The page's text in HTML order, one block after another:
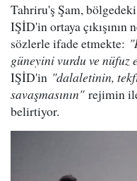
Tahriru'ş Şam,
IŞİD'in ortaya
sözlerle ifade etmekte:
güneyini vurdu ve nüfuz
IŞİD'in "dalaletinin,
savaşmasının" rejimin
belirtiyor.